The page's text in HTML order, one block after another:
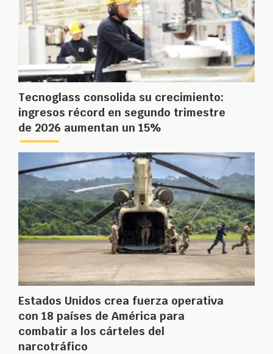
Tecnoglass consolida su crecimiento:
ingresos récord en segundo trimestre
de 2026 aumentan un 15%
Estados Unidos crea fuerza operativa
con 18 países de América para
combatir a los cárteles del
narcotráfico